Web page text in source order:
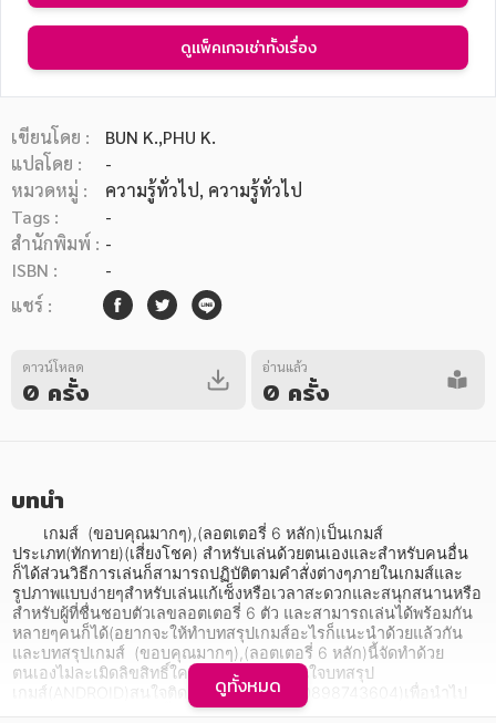
หมวดหมู่หนังสือ
หมวดหมู่ยอดนิยม
หนังสือเสียง
โปรโมชั่นลดราคา
อาหาร สุขภาพ การแพทย์
ศิลปะ บันเทิง กีฬา ท่องเที่ยว
สังคม วัฒนธรรม การปกครอง ศาสนาและปรัชญา
ศาสนา และปรัชญา
กฎหมาย สัญญา ภาษี
ดูแพ็คเกจเช่าทั้งเรื่อง
เขียนโดย :
BUN K.,PHU K.
แปลโดย :
-
หมวดหมู่ :
ความรู้ทั่วไป, ความรู้ทั่วไป
Tags :
-
สำนักพิมพ์ : -
ISBN :
-
แชร์ :
ดาวน์โหลด
0 ครั้ง
อ่านแล้ว
0 ครั้ง
บทนำ
เกมส์  (ขอบคุณมากๆ),(ลอตเตอรี่ 6 หลัก)เป็นเกมส์
ประเภท(ทักทาย)(เสี่ยงโชค) สำหรับเล่นด้วยตนเองและสำหรับคนอื่น
ก็ได้ส่วนวิธีการเล่นก็สามารถปฏิบัติตามคำสั่งต่างๆภายในเกมส์และ
รูปภาพแบบง่ายๆสำหรับเล่นแก้เซ็งหรือเวลาสะดวกและสนุกสนานหรือ
สำหรับผู้ที่ชื่นชอบตัวเลขลอตเตอรี่ 6 ตัว และสามารถเล่นได้พร้อมกัน
หลายๆคนก็ได้(อยากจะให้ทำบทสรุปเกมส์อะไรก็แนะนำด้วยแล้วกัน
และบทสรุปเกมส์  (ขอบคุณมากๆ),(ลอตเตอรี่ 6 หลัก)นี้จัดทำด้วย
ตนเองไม่ละเมิดลิขสิทธิ์ใครขอบอก)(หากสนใจบทสรุป
เกมส์(ANDROID)สนใจติดต่อคุณชัยยันต์ T.0898743604)เพื่อนำไป
ขายปลีกละขายส่งเท่านั้น)หรือว่าหากเล่นไม่ผ่านและติดตรงไหนติดต่อ
ดูทั้งหมด